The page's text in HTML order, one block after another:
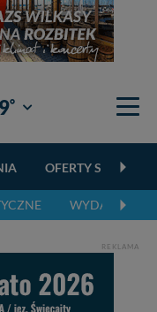
° Giżycko
OFERTY
WYDARZENIA
REKLAMA